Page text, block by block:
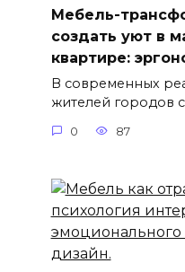
Мебель-
создать уют в
квартире:
В современных
жителей городов
0 87